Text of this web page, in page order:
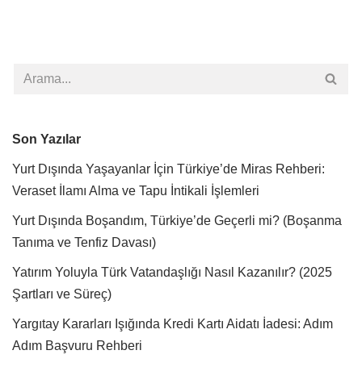
Son Yazılar
Yurt Dışında Yaşayanlar İçin Türkiye’de Miras Rehberi:
Veraset İlamı Alma ve Tapu İntikali İşlemleri
Yurt Dışında Boşandım, Türkiye’de Geçerli mi? (Boşanma
Tanıma ve Tenfiz Davası)
Yatırım Yoluyla Türk Vatandaşlığı Nasıl Kazanılır? (2025
Şartları ve Süreç)
Yargıtay Kararları Işığında Kredi Kartı Aidatı İadesi: Adım
Adım Başvuru Rehberi